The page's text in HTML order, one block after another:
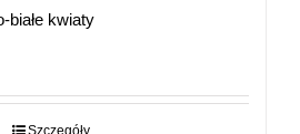
białe kwiaty
zł
Szczegóły